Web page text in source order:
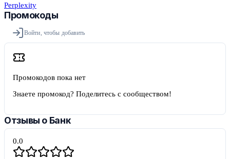
Perplexity
Промокоды
Войти, чтобы добавить
Промокодов пока нет
Знаете промокод? Поделитесь с сообществом!
Отзывы о Банк
0.0